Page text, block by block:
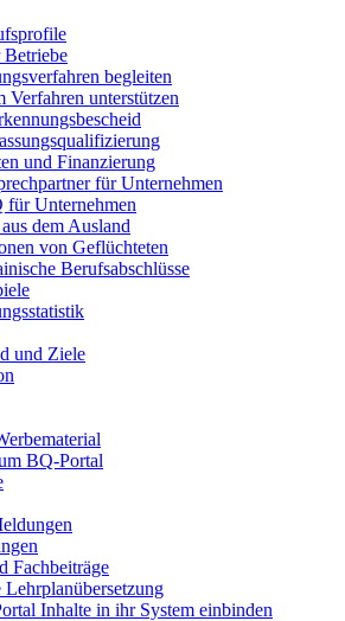
begleiten
Verfahren unterstützen
und Finanzierung
für Unternehmen
für Unternehmen
dem Ausland
von Geflüchteten
Berufsabschlüsse
und Ziele
BQ-Portal
Fachbeiträge
Inhalte in ihr System einbinden